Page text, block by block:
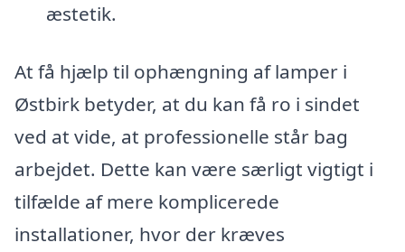
æstetik.
At få hjælp til ophængning af lamper i
Østbirk betyder, at du kan få ro i sindet
ved at vide, at professionelle står bag
arbejdet. Dette kan være særligt vigtigt i
tilfælde af mere komplicerede
installationer, hvor der kræves